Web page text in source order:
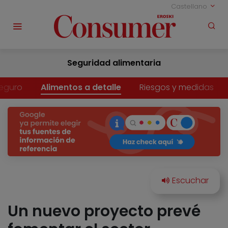
Castellano
Seguridad alimentaria
Alimentos a detalle Riesgos y medidas
Un nuevo proyecto prevé